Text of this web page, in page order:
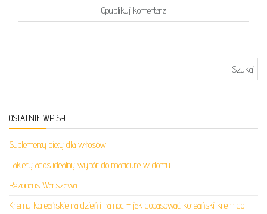
OSTATNIE WPISY
Suplementy diety dla włosów
Lakiery ados idealny wybór do manicure w domu
Rezonans Warszawa
Kremy koreańskie na dzień i na noc – jak dopasować koreański krem do